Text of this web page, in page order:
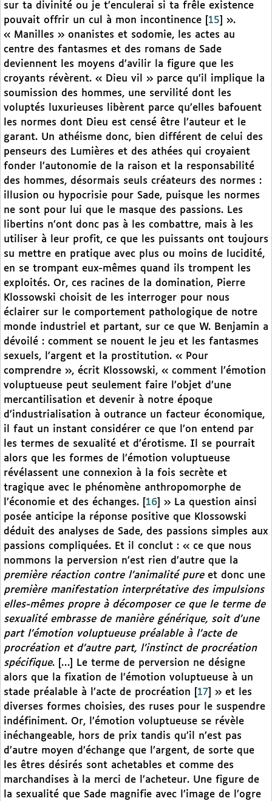
sur ta divinité ou je t’enculerai si ta frêle existence
pouvait offrir un cul à mon incontinence
15
».
« Manilles » onanistes et sodomie, les actes au
centre des fantasmes et des romans de Sade
deviennent les moyens d’avilir la figure que les
croyants révèrent. « Dieu vil » parce qu’il implique la
soumission des hommes, une servilité dont les
voluptés luxurieuses libèrent parce qu’elles bafouent
les normes dont Dieu est censé être l’auteur et le
garant. Un athéisme donc, bien différent de celui des
penseurs des Lumières et des athées qui croyaient
fonder l’autonomie de la raison et la responsabilité
des hommes, désormais seuls créateurs des normes :
illusion ou hypocrisie pour Sade, puisque les normes
ne sont pour lui que le masque des passions. Les
libertins n’ont donc pas à les combattre, mais à les
utiliser à leur profit, ce que les puissants ont toujours
su mettre en pratique avec plus ou moins de lucidité,
en se trompant eux-mêmes quand ils trompent les
exploités. Or, ces racines de la domination, Pierre
Klossowski choisit de les interroger pour nous
éclairer sur le comportement pathologique de notre
monde industriel et partant, sur ce que W. Benjamin a
dévoilé : comment se nouent le jeu et les fantasmes
sexuels, l’argent et la prostitution. « Pour
comprendre », écrit Klossowski, « comment l’émotion
voluptueuse peut seulement faire l’objet d’une
mercantilisation et devenir à notre époque
d’industrialisation à outrance un facteur économique,
il faut un instant considérer ce que l’on entend par
les termes de sexualité et d’érotisme. Il se pourrait
alors que les formes de l’émotion voluptueuse
révélassent une connexion à la fois secrète et
tragique avec le phénomène anthropomorphe de
l’économie et des échanges.
16
» La question ainsi
posée anticipe la réponse positive que Klossowski
déduit des analyses de Sade, des passions simples aux
passions compliquées. Et il conclut : « ce que nous
nommons la perversion n’est rien d’autre que la
première réaction contre l’animalité pureet donc une
première manifestation interprétative des impulsions
elles-mêmes propre à décomposer ce que le terme de
sexualité embrasse de manière générique, soit d’une
part l’émotion voluptueuse préalable à l’acte de
procréation et d’autre part, l’instinct de procréation
spécifique. […] Le terme de perversion ne désigne
alors que la fixation de l’émotion voluptueuse à un
stade préalable à l’acte de procréation
17
» et les
diverses formes choisies, des ruses pour le suspendre
indéfiniment. Or, l’émotion voluptueuse se révèle
inéchangeable, hors de prix tandis qu’il n’est pas
d’autre moyen d’échange que l’argent, de sorte que
les êtres désirés sont achetables et comme des
marchandises à la merci de l’acheteur. Une figure de
la sexualité que Sade magnifie avec l’image de l’ogre